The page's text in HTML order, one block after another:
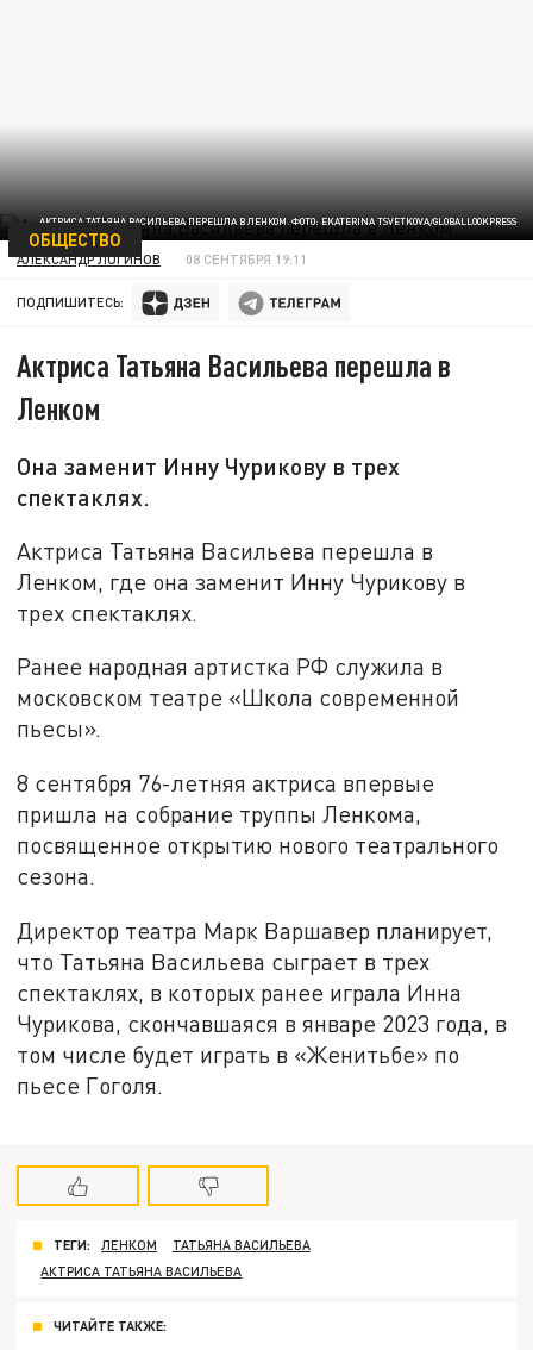
АКТРИСА ТАТЬЯНА ВАСИЛЬЕВА ПЕРЕШЛА В ЛЕНКОМ. ФОТО: EKATERINA TSVETKOVA/GLOBALLOOKPRESS
ОБЩЕСТВО
АЛЕКСАНДР ЛОГИНОВ 08 СЕНТЯБРЯ 19:11
ПОДПИШИТЕСЬ:
Актриса Татьяна Васильева перешла в
Ленком
Она заменит Инну Чурикову в трех
спектаклях.
Актриса Татьяна Васильева перешла в
Ленком, где она заменит Инну Чурикову в
трех спектаклях.
Ранее народная артистка РФ служила в
московском театре «Школа современной
пьесы».
8 сентября 76-летняя актриса впервые
пришла на собрание труппы Ленкома,
посвященное открытию нового театрального
сезона.
Директор театра Марк Варшавер планирует,
что Татьяна Васильева сыграет в трех
спектаклях, в которых ранее играла Инна
Чурикова, скончавшаяся в январе 2023 года, в
том числе будет играть в «Женитьбе» по
пьесе Гоголя.
ТЕГИ: ЛЕНКОМ
ТАТЬЯНА ВАСИЛЬЕВА
АКТРИСА ТАТЬЯНА ВАСИЛЬЕВА
ЧИТАЙТЕ ТАКЖЕ: